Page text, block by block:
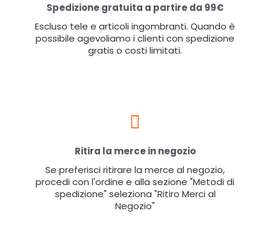
Spedizione gratuita a partire da 99€
Escluso tele e articoli ingombranti. Quando è
possibile agevoliamo i clienti con spedizione
gratis o costi limitati.
Ritira la merce in negozio
Se preferisci ritirare la merce al negozio,
procedi con l'ordine e alla sezione "Metodi di
spedizione" seleziona "Ritiro Merci al
Negozio"